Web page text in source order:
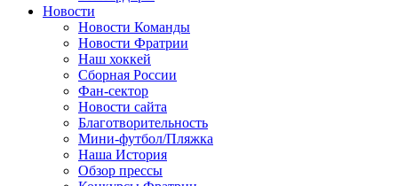
Новости
Новости Команды
Новости Фратрии
Наш хоккей
Сборная России
Фан-cектор
Новости сайта
Благотворительность
Мини-футбол/Пляжка
Наша История
Обзор прессы